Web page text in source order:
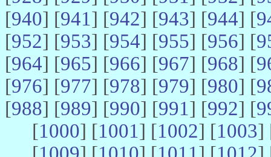
[940] [941] [942] [943] [944] [
[952] [953] [954] [955] [956] [
[964] [965] [966] [967] [968] [
[976] [977] [978] [979] [980] [
[988] [989] [990] [991] [992] [
[1000] [1001] [1002] [1003]